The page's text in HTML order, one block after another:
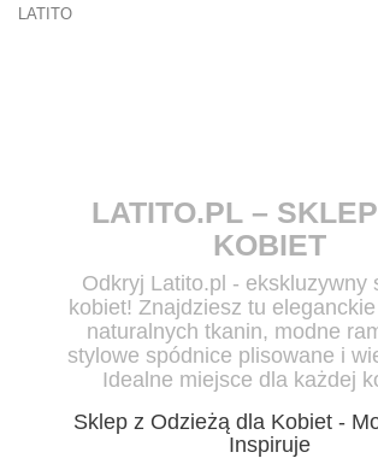
LATITO
LATITO.PL –
KOBIET
Odkryj Latito.pl - ekskluzywny
kobiet! Znajdziesz tu
naturalnych tkanin, modne
stylowe spódnice plisowane i
Idealne miejsce dla każdej
Sklep z Odzieżą dla Kobiet -
Inspiruje